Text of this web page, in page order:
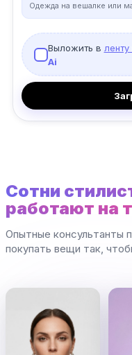
Одежда на вешалке или
Выложить в
Ai
Сотни
работают на
Опытные консультанты
покупать вещи так,